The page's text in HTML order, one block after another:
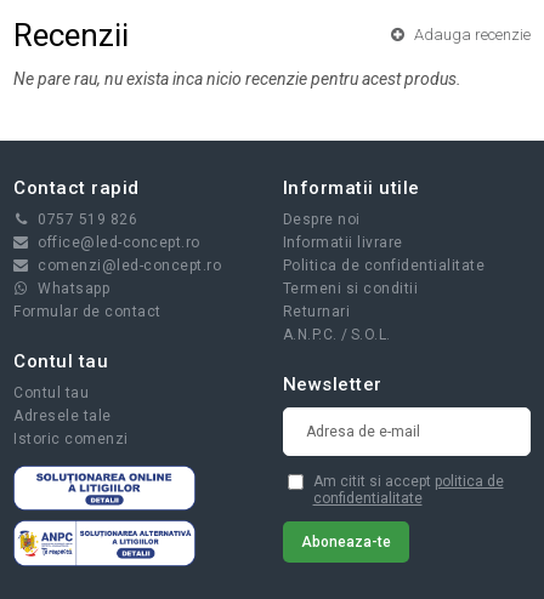
Recenzii Adauga recenzie
Ne pare rau, nu exista inca nicio recenzie pentru acest produs.
Contact rapid
0757 519 826
office@led-concept.ro
comenzi@led-concept.ro
Whatsapp
Formular de contact
Informatii utile
Despre noi
Informatii livrare
Politica de confidentialitate
Termeni si conditii
Returnari
A.N.P.C. / S.O.L.
Contul tau
Contul tau
Adresele tale
Istoric comenzi
Newsletter
Am citit si accept politica de
confidentialitate